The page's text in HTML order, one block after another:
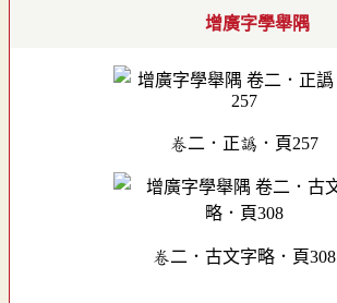
增廣字學舉隅
卷二．正譌．頁257
卷二．古文字略．頁308